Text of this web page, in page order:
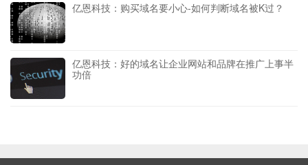
亿恩科技：购买域名要小心-如何判断域名被K过？
亿恩科技：好的域名让企业网站和品牌在推广上事半
功倍